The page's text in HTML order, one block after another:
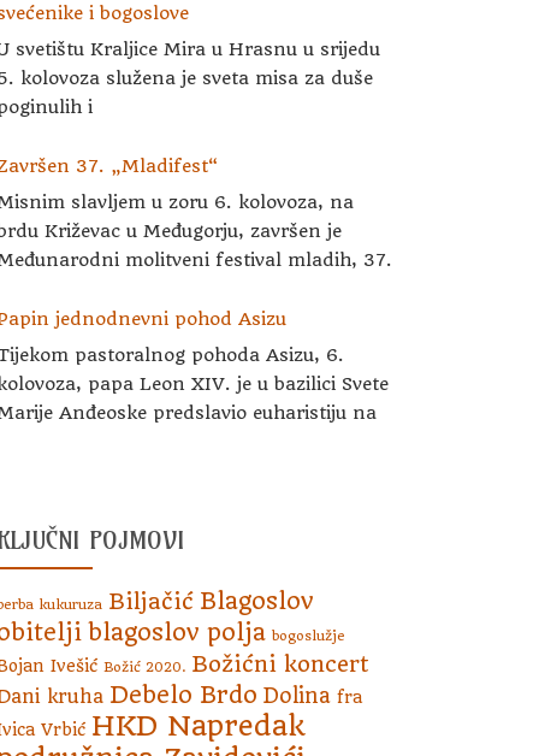
i bogoslove
svetištu Kraljice Mira u Hrasnu u srijedu
kolovoza služena je sveta misa za duše
i
37. „Mladifest“
slavljem u zoru 6. kolovoza, na
Križevac u Međugorju, završen je
molitveni festival mladih, 37.
jednodnevni pohod Asizu
pastoralnog pohoda Asizu, 6.
papa Leon XIV. je u bazilici Svete
Anđeoske predslavio euharistiju na
POJMOVI
kukuruza Biljačić Blagoslov
blagoslov polja bogoslužje
Ivešić Božić 2020. Božićni koncert
kruha Debelo Brdo Dolina fra
Vrbić HKD Napredak